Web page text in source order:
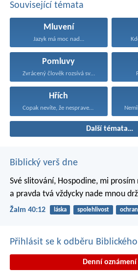
Související témata
Mluvení
Jazyk má moc nad...
Pomluvy
Zvrácený člověk rozsívá sváry...
Hřích
Copak nevíte, že nespravedliví...
Další témata…
Biblický verš dne
Své slitování, Hospodine, mi prosím
a pravda tvá vždycky nade mnou
Žalm 40:12 láska spolehlivost
Přihlásit se k odběru
Denní oznámení